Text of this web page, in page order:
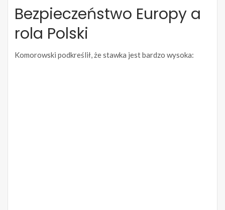
Bezpieczeństwo Europy a
rola Polski
Komorowski podkreślił, że stawka jest bardzo wysoka: